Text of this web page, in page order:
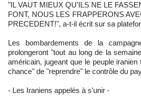
"IL VAUT MIEUX QU'ILS NE LE
FONT, NOUS LES FRAPPERONS
PRECEDENT!", a-t-il écrit sur sa
Les bombardements de la
prolongeront "tout au long de la
américain, jugeant que le peuple
chance" de "reprendre" le contrôle du
- Les Iraniens appelés à s'unir -